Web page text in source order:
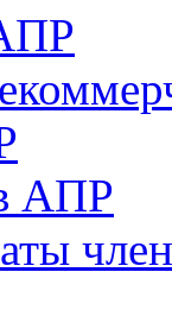
АПР